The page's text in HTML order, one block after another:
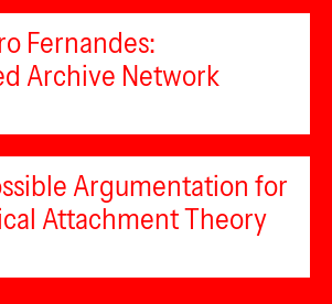
Fernandes:
Archive Network
Argumentation for
Attachment Theory